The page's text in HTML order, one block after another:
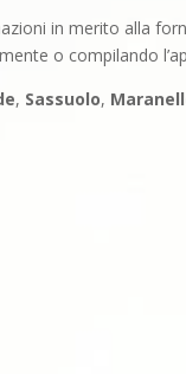
in merito alla
o compilando
, Sassuolo,